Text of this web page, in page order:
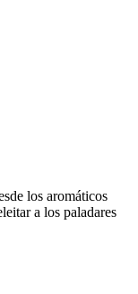
los aromáticos
a los paladares